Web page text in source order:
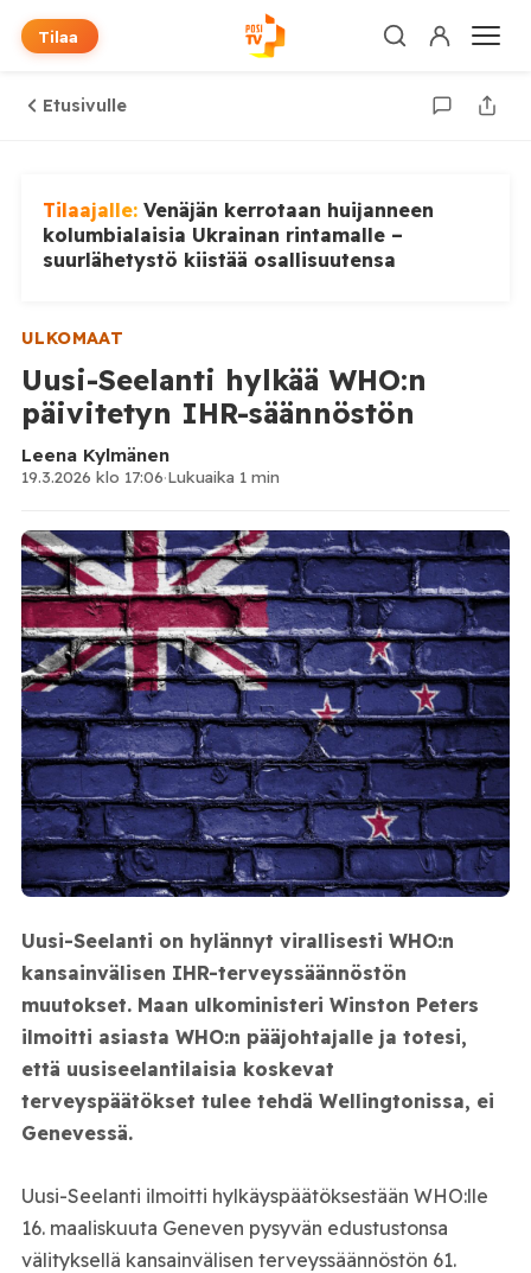
Tilaa
Etusivulle
Tilaajalle: Venäjän kerrotaan huijanneen
kolumbialaisia Ukrainan rintamalle –
suurlähetystö kiistää osallisuutensa
ULKOMAAT
Uusi-Seelanti hylkää WHO:n
päivitetyn IHR-säännöstön
Leena Kylmänen
19.3.2026 klo 17:06·Lukuaika 1 min
Uusi-Seelanti on hylännyt virallisesti WHO:n
kansainvälisen IHR-terveyssäännöstön
muutokset. Maan ulkoministeri Winston Peters
ilmoitti asiasta WHO:n pääjohtajalle ja totesi,
että uusiseelantilaisia koskevat
terveyspäätökset tulee tehdä Wellingtonissa, ei
Genevessä.
Uusi-Seelanti ilmoitti hylkäyspäätöksestään WHO:lle
16. maaliskuuta Geneven pysyvän edustustonsa
välityksellä kansainvälisen terveyssäännöstön 61.